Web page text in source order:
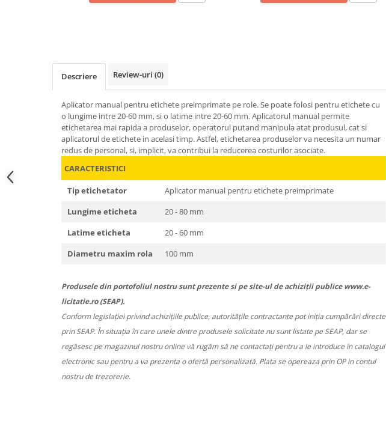
Descriere Review-uri (0)
Aplicator manual pentru etichete preimprimate pe role. Se poate folosi pentru etichete cu
o lungime intre 20-60 mm, si o latime intre 20-60 mm. Aplicatorul manual permite
etichetarea mai rapida a produselor, operatorul putand manipula atat produsul, cat si
aplicatorul de etichete in acelasi timp. Astfel, etichetarea produselor va necesita un numar
redus de personal, si, implicit, va contribui la reducerea costurilor asociate.
CARACTERISTICI
Tip etichetator
Aplicator manual pentru etichete preimprimate
Lungime eticheta
20 - 80 mm
Latime eticheta
20 - 60 mm
Diametru maxim rola
100 mm
Produsele din portofoliul nostru sunt prezente si pe site-ul de achiziții publice www.e-
licitatie.ro (SEAP).
Conform legislației privind achizițiile publice, autoritățile contractante pot iniția cumpărări directe
prin SEAP. În situația în care unele dintre produsele solicitate nu sunt listate pe SEAP, dar se
regăsesc pe magazinul nostru online vă rugăm să ne contactați pentru a le introduce în catalogul
electronic sau pentru a va prezenta o ofertă personalizată. Plata se opereaza prin OP in contul
nostru de trezorerie.